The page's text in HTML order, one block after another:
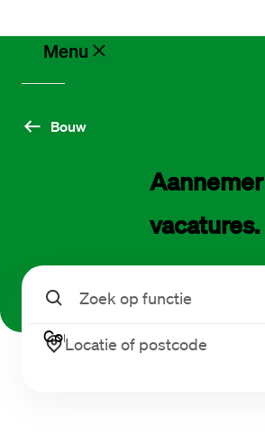
Menu
Contact
Bouw
Aannemer
vacatures.
Locatie of postcode